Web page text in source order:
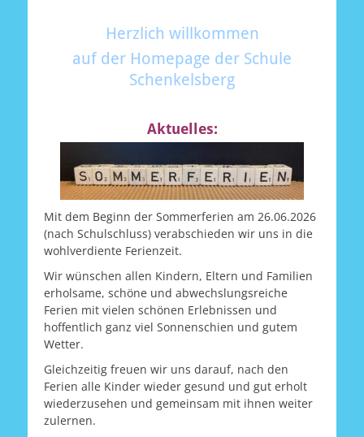
Herzlich willkommen
auf der Homepage der Schule
Schenkelsberg
Aktuelles:
Mit dem Beginn der Sommerferien am 26.06.2026
(nach Schulschluss) verabschieden wir uns in die
wohlverdiente Ferienzeit.
Wir wünschen allen Kindern, Eltern und Familien
erholsame, schöne und abwechslungsreiche
Ferien mit vielen schönen Erlebnissen und
hoffentlich ganz viel Sonnenschien und gutem
Wetter.
Gleichzeitig freuen wir uns darauf, nach den
Ferien alle Kinder wieder gesund und gut erholt
wiederzusehen und gemeinsam mit ihnen weiter
zulernen.